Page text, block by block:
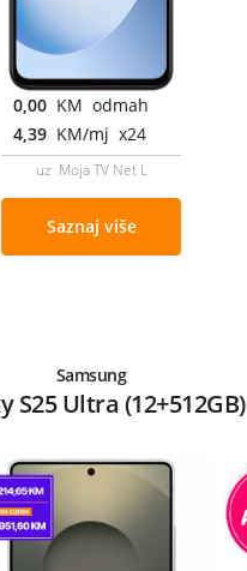
0,00 KM odmah
4,39 KM/mj x24
uz Moja TV Net L
Saznaj više
Samsung
S25 Ultra (12+512GB)